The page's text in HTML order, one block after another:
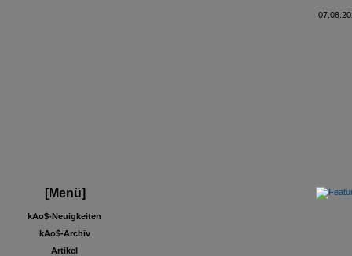
[Menü]
kAo$-Neuigkeiten
kAo$-Archiv
Artikel